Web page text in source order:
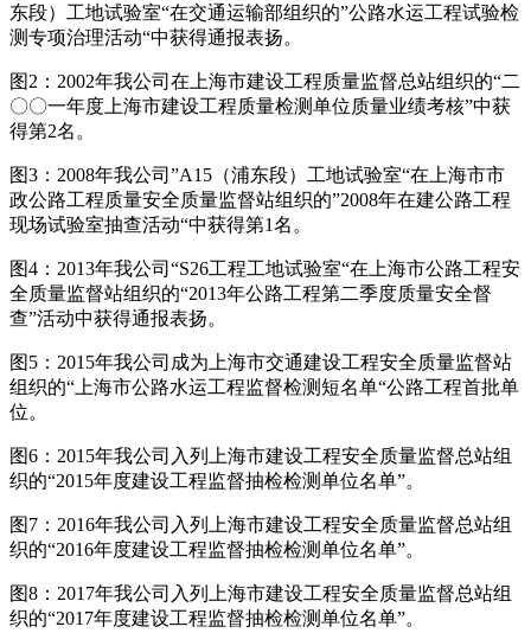
东段）工地试验室“在交通运输部组织的”公路水运工程试验检
测专项治理活动“中获得通报表扬。
图2：2002年我公司在上海市建设工程质量监督总站组织的“二
〇〇一年度上海市建设工程质量检测单位质量业绩考核”中获
得第2名。
图3：2008年我公司”A15（浦东段）工地试验室“在上海市市
政公路工程质量安全质量监督站组织的”2008年在建公路工程
现场试验室抽查活动“中获得第1名。
图4：2013年我公司“S26工程工地试验室“在上海市公路工程安
全质量监督站组织的“2013年公路工程第二季度质量安全督
查”活动中获得通报表扬。
图5：2015年我公司成为上海市交通建设工程安全质量监督站
组织的“上海市公路水运工程监督检测短名单“公路工程首批单
位。
图6：2015年我公司入列上海市建设工程安全质量监督总站组
织的“2015年度建设工程监督抽检检测单位名单”。
图7：2016年我公司入列上海市建设工程安全质量监督总站组
织的“2016年度建设工程监督抽检检测单位名单”。
图8：2017年我公司入列上海市建设工程安全质量监督总站组
织的“2017年度建设工程监督抽检检测单位名单”。